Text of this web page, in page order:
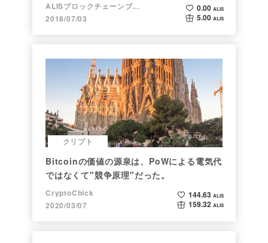
ALISブロックチェーンブログ
2018/07/03
0.00 ALIS
5.00 ALIS
クリプト
Bitcoinの価値の源泉は、PoWによる電気代
ではなくて"競争原理"だった。
CryptoChick
2020/03/07
144.63 ALIS
159.32 ALIS